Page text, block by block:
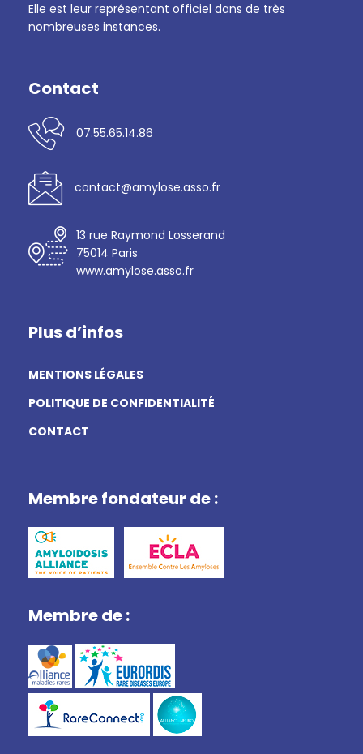
Elle est leur représentant officiel dans de très
nombreuses instances.
Contact
07.55.65.14.86
contact@amylose.asso.fr
13 rue Raymond Losserand
75014 Paris
www.amylose.asso.fr
Plus d’infos
MENTIONS LÉGALES
POLITIQUE DE CONFIDENTIALITÉ
CONTACT
Membre fondateur de :
Membre de :